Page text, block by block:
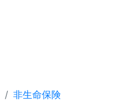
非生命保険